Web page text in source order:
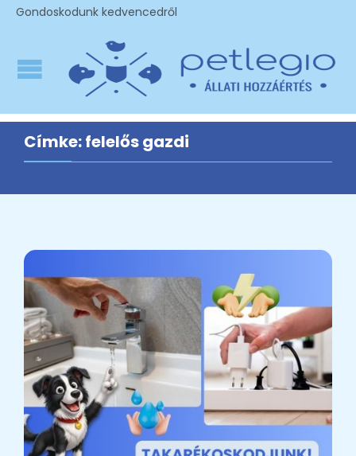
Gondoskodunk kedvencedről
Címke:felelős gazdi